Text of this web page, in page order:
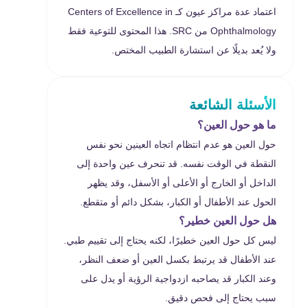
اعتماد عدة مراكز عيون كـ Centers of Excellence in
Ophthalmology من SRC. هذا المحتوى للتوعية فقط
ولا يُعد بديلًا عن استشارة الطبيب المختص.
الأسئلة الشائعة
ما هو حول العين؟
حول العين هو عدم انتظام اتجاه العينين نحو نفس
النقطة في الوقت نفسه. قد تنحرف عين واحدة إلى
الداخل أو الخارج أو الأعلى أو الأسفل، وقد يظهر
الحول عند الأطفال أو الكبار، بشكل دائم أو متقطع.
هل حول العين خطير؟
ليس كل حول العين خطيرًا، لكنه يحتاج إلى تقييم طبي.
عند الأطفال قد يرتبط بكسل العين أو ضعف النظر،
وعند الكبار قد يصاحبه ازدواجية الرؤية أو يدل على
سبب يحتاج إلى فحص دقيق.